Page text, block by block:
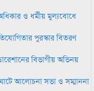
ও ধর্মীয় মুল্যবোধে
পুরস্কার বিতরণ
বিভাগীয় অভিনয়
আলোচনা সভা ও সম্মাননা